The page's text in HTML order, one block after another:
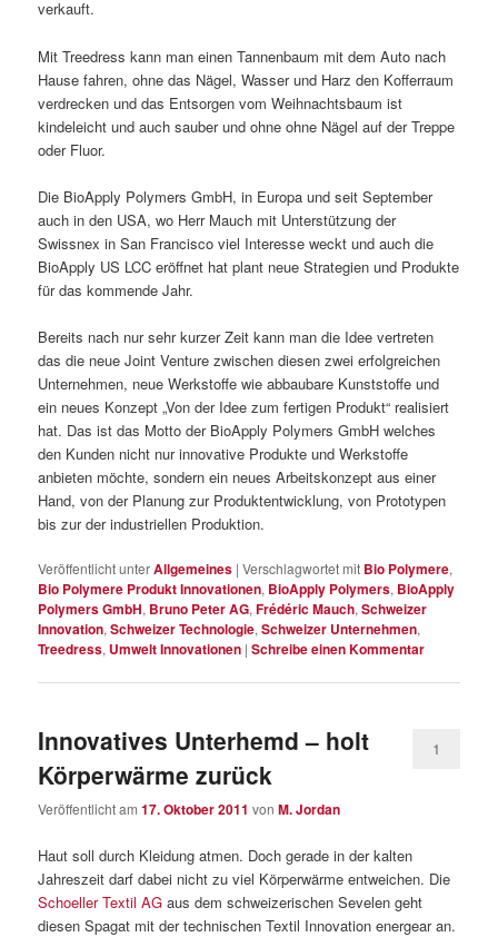
verkauft.
Mit Treedress kann man einen Tannenbaum mit dem Auto nach
Hause fahren, ohne das Nägel, Wasser und Harz den Kofferraum
verdrecken und das Entsorgen vom Weihnachtsbaum ist
kindeleicht und auch sauber und ohne ohne Nägel auf der Treppe
oder Fluor.
Die BioApply Polymers GmbH, in Europa und seit September
auch in den USA, wo Herr Mauch mit Unterstützung der
Swissnex in San Francisco viel Interesse weckt und auch die
BioApply US LCC eröffnet hat plant neue Strategien und Produkte
für das kommende Jahr.
Bereits nach nur sehr kurzer Zeit kann man die Idee vertreten
das die neue Joint Venture zwischen diesen zwei erfolgreichen
Unternehmen, neue Werkstoffe wie abbaubare Kunststoffe und
ein neues Konzept „Von der Idee zum fertigen Produkt“ realisiert
hat. Das ist das Motto der BioApply Polymers GmbH welches
den Kunden nicht nur innovative Produkte und Werkstoffe
anbieten möchte, sondern ein neues Arbeitskonzept aus einer
Hand, von der Planung zur Produktentwicklung, von Prototypen
bis zur der industriellen Produktion.
Veröffentlicht unterAllgemeines |Verschlagwortet mit Bio Polymere,
Bio Polymere Produkt Innovationen, BioApply Polymers, BioApply
Polymers GmbH, Bruno Peter AG,Frédéric Mauch,Schweizer
Innovation,Schweizer Technologie,Schweizer Unternehmen,
Treedress, Umwelt Innovationen |Schreibe einen Kommentar
Innovatives Unterhemd – holt
Körperwärme zurück
Veröffentlicht am17. Oktober 2011 vonM. Jordan
1
Haut soll durch Kleidung atmen. Doch gerade in der kalten
Jahreszeit darf dabei nicht zu viel Körperwärme entweichen. Die
Schoeller Textil AG aus dem schweizerischen Sevelen geht
diesen Spagat mit der technischen Textil Innovation energear an.